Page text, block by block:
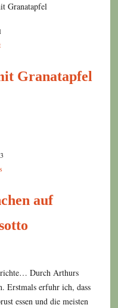
Granatapfel
auf
Durch Arthurs
Erstmals erfuhr ich, dass
essen und die meisten